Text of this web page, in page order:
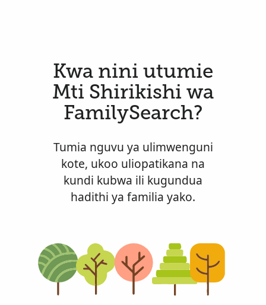
Kwa nini utumie
Mti Shirikishi wa
FamilySearch?
Tumia nguvu ya ulimwenguni
kote, ukoo uliopatikana na
kundi kubwa ili kugundua
hadithi ya familia yako.